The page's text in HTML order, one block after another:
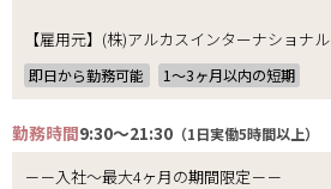
【雇用元】(株)アルカスインターナショナル
即日から勤務可能 1〜3ヶ月以内の短期
勤務時間9:30～21:30 （1日実働5時間以上）
－－入社～最大4ヶ月の期間限定－－